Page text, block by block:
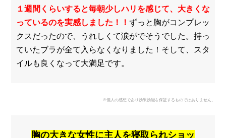
１週間くらいすると毎朝少しハリを感じて、大きくな
っているのを実感しました！！ ずっと胸がコンプレッ
クスだったので、うれしくて涙がでそうでした。持っ
ていたブラが全て入らなくなりました！そして、スタ
イルも良くなって大満足です。
※個人の感想であり効果効能を保証するものではありません。
胸の大きな女性に主人を寝取られショッ